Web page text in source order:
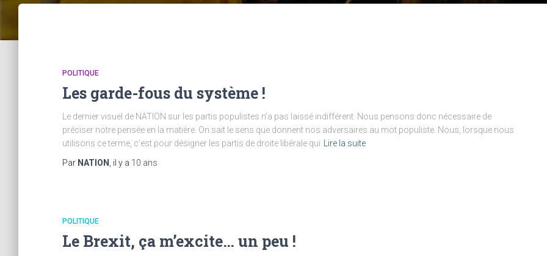
POLITIQUE
Les garde-fous du système !
Le dernier visuel de NATION sur les partis populistes n’a pas laissé indifférent. Nous pensons donc nécessaire de
préciser notre pensée en la matière. On sait le sens que donnent nos adversaires au mot populiste. Nous, lorsque nous
utilisons ce terme, c’est pour désigner les partis de droite libérale qui
Lire la suite
Par NATION , il y a 10 ans
POLITIQUE
Le Brexit, ça m’excite… un peu !